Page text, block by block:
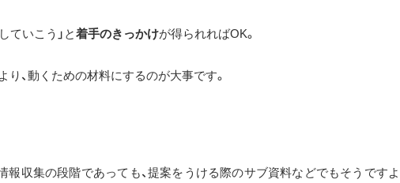
ていこう」と着手のきっかけが得られればOK。
、動くための材料にするのが大事です。
報収集の段階であっても、提案をうける際のサブ資料などでもそうですよ